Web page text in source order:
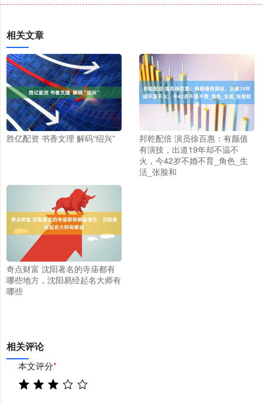
相关文章
胜亿配资 书香文理 解码“绍兴”
邦乾配倍 演员徐百惠：有颜值
有演技，出道19年却不温不
火，今42岁不婚不育_角色_生
活_张脸和
奇点财富 沈阳著名的寺庙都有
哪些地方，沈阳易经起名大师有
哪些
相关评论
本文评分*